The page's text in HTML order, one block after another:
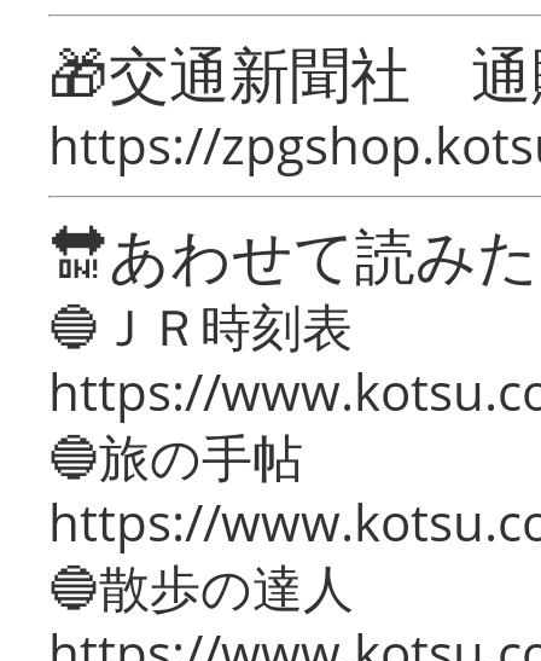
🎁交通新聞社
https://
🔛あわせて読み
🔵ＪＲ時刻表
https://
🔵旅の手帖
https://
🔵散歩の達人